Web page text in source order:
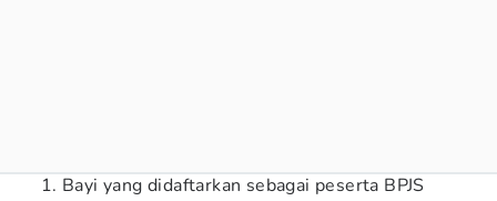
Bayi yang didaftarkan sebagai peserta BPJS